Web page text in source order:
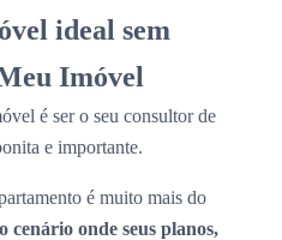
ideal sem
Imóvel
é ser o seu consultor de
e importante.
é muito mais do
cenário onde seus planos,